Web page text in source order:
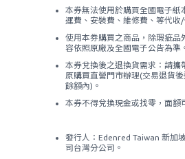
本券無法使用於購買全國電子紙
運費、安裝費、維修費、等代收
使用本券購買之商品，除瑕疵品
容依照原廠及全國電子公告為準
本券兌換後之退換貨需求：請攜
原購買直營門市辦理(交易退貨
餘額內)。
本券不得兌換現金或找零，面額
發行人：Edenred Taiwan 新加
司台灣分公司。